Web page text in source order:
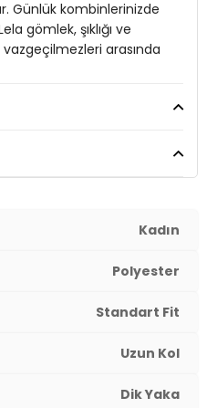
Günlük kombinlerinizde
gömlek, şıklığı ve
arasında
Kadın
Polyester
Standart Fit
Uzun Kol
Dik Yaka